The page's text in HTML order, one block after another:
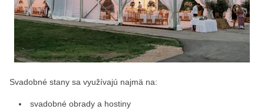
Svadobné stany sa využívajú najmä na:
svadobné obrady a hostiny